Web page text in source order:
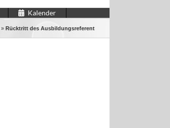
Kalender
» Rücktritt des Ausbildungsreferent